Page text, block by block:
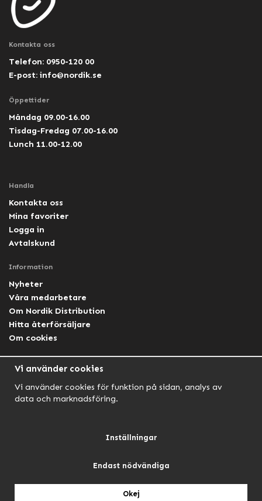
Kontakta oss
Telefon: 0950-120 00
E-post: info@nordik.se
Öppettider
Måndag 09.00-16.00
Tisdag-Fredag 07.00-16.00
Lunch 11.00-12.00
Handla
Kontakta oss
Mina favoriter
Logga in
Avtalskund
Information
Nyheter
Våra medarbetare
Om Nordik Distribution
Hitta återförsäljare
Om cookies
Facebook Lightforce Sweden
NORDIK AUTOMOTIVENORDIK HUNTNORDIK OUTDOOR
Vi använder cookies
Vi använder cookies för funktion på sidan, analys av
data och marknadsföring.
Inställningar
Endast nödvändiga
Okej